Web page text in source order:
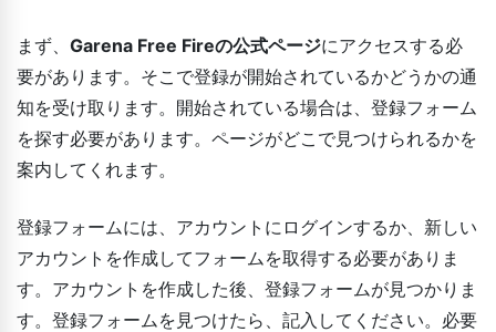
まず、 Garena Free Fireの公式ページにアクセスする必
要があります。そこで登録が開始されているかどうかの通
知を受け取ります。開始されている場合は、登録フォーム
を探す必要があります。ページがどこで見つけられるかを
案内してくれます。
登録フォームには、アカウントにログインするか、新しい
アカウントを作成してフォームを取得する必要がありま
す。アカウントを作成した後、登録フォームが見つかりま
す。登録フォームを見つけたら、記入してください。必要